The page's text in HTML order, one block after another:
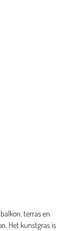
terras en
Het kunstgras is